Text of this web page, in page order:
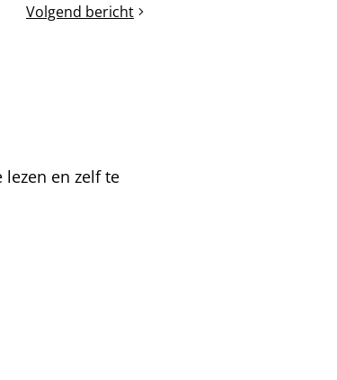
Volgend bericht
Nakontrole
en zelf te